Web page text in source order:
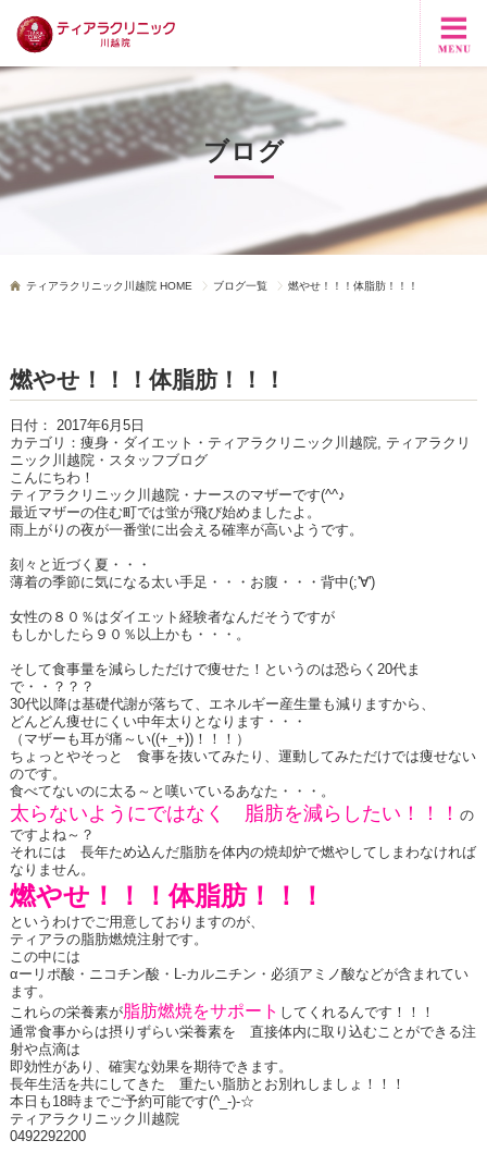
ブログ
ティアラクリニック川越院 HOME ブログ一覧 燃やせ！！！体脂肪！！！
燃やせ！！！体脂肪！！！
日付： 2017年6月5日
カテゴリ： 痩身・ダイエット・ティアラクリニック川越院, ティアラクリ
ニック川越院・スタッフブログ
こんにちわ！
ティアラクリニック川越院・ナースのマザーです(^^♪
最近マザーの住む町では蛍が飛び始めましたよ。
雨上がりの夜が一番蛍に出会える確率が高いようです。
刻々と近づく夏・・・
薄着の季節に気になる太い手足・・・お腹・・・背中(;'∀')
女性の８０％はダイエット経験者なんだそうですが
もしかしたら９０％以上かも・・・。
そして食事量を減らしただけで痩せた！というのは恐らく20代ま
で・・？？？
30代以降は基礎代謝が落ちて、エネルギー産生量も減りますから、
どんどん痩せにくい中年太りとなります・・・
（マザーも耳が痛～い((+_+))！！！）
ちょっとやそっと 食事を抜いてみたり、運動してみただけでは痩せない
のです。
食べてないのに太る～と嘆いているあなた・・・。
太らないようにではなく 脂肪を減らしたい！！！ の
ですよね～？
それには 長年ため込んだ脂肪を体内の焼却炉で燃やしてしまわなければ
なりません。
燃やせ！！！体脂肪！！！
というわけでご用意しておりますのが、
ティアラの脂肪燃焼注射です。
この中には
αーリポ酸・ニコチン酸・L-カルニチン・必須アミノ酸などが含まれてい
ます。
これらの栄養素が脂肪燃焼をサポート してくれるんです！！！
通常食事からは摂りずらい栄養素を 直接体内に取り込むことができる注
射や点滴は
即効性があり、確実な効果を期待できます。
長年生活を共にしてきた 重たい脂肪とお別れしましょ！！！
本日も18時までご予約可能です(^_-)-☆
ティアラクリニック川越院
0492292200